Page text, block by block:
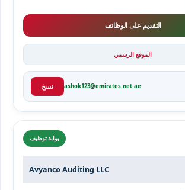
التقديم على الوظائف
الموقع الرسمي
ashok123@emirates.net.ae نسخ
بوابة توظيف
Avyanco Auditing LLC